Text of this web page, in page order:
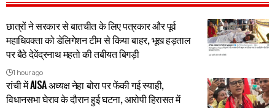
छात्रों ने सरकार से बातचीत के लिए पत्रकार और पूर्व
महाधिवक्ता को डेलिगेशन टीम से किया बाहर, भूख हड़ताल
पर बैठे देवेंद्रनाथ महतो की तबीयत बिगड़ी
1 hour ago
रांची में AISA अध्यक्ष नेहा बोरा पर फेंकी गई स्याही,
विधानसभा घेराव के दौरान हुई घटना, आरोपी हिरासत में